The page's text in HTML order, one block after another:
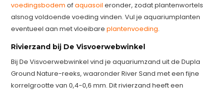
voedingsbodem ofaquasoil eronder, zodat plantenwortels
alsnog voldoende voeding vinden. Vul je aquariumplanten
eventueel aan met vloeibareplantenvoeding.
Rivierzand bij De Visvoerwebwinkel
Bij De Visvoerwebwinkel vind je aquariumzand uit de Dupla
Ground Nature-reeks, waaronder River Sand met een fijne
korrelgrootte van 0,4-0,6 mm. Dit rivierzand heeft een